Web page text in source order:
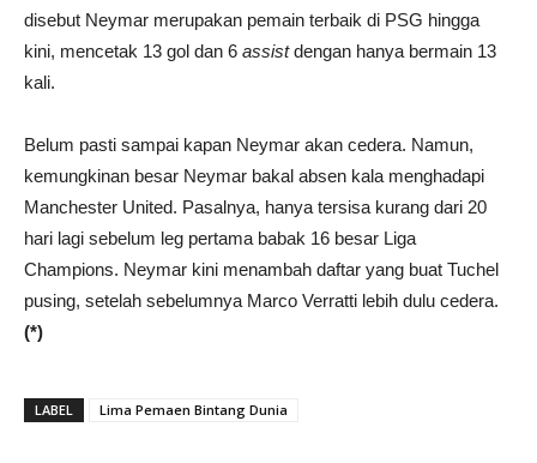
disebut Neymar merupakan pemain terbaik di PSG hingga
kini, mencetak 13 gol dan 6 assistdengan hanya bermain 13
kali.
Belum pasti sampai kapan Neymar akan cedera. Namun,
kemungkinan besar Neymar bakal absen kala menghadapi
Manchester United. Pasalnya, hanya tersisa kurang dari 20
hari lagi sebelum leg pertama babak 16 besar Liga
Champions. Neymar kini menambah daftar yang buat Tuchel
pusing, setelah sebelumnya Marco Verratti lebih dulu cedera.
(*)
LABEL Lima Pemaen Bintang Dunia